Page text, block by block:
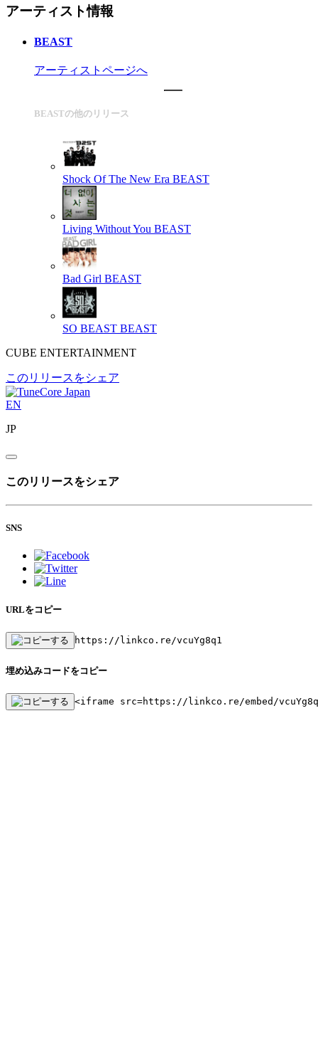
アーティスト情報
BEAST
アーティストページへ
BEASTの他のリリース
Shock Of The New Era BEAST
Living Without You BEAST
Bad Girl BEAST
SO BEAST BEAST
CUBE ENTERTAINMENT
このリリースをシェア
EN
JP
このリリースをシェア
SNS
URLをコピー
https://linkco.re/vcuYg8q1
埋め込みコードをコピー
<iframe src=https://linkco.re/embed/